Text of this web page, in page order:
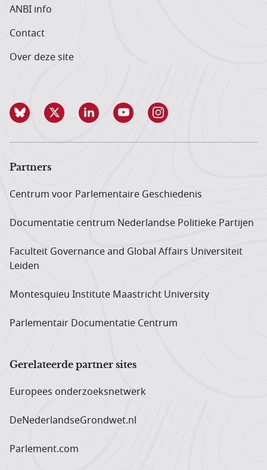
ANBI info
Contact
Over deze site
Partners
Centrum voor Parlementaire Geschiedenis
Documentatie centrum Neder­landse Politieke Partijen
Faculteit Governance and Global Affairs Universiteit
Leiden
Montesquieu Institute Maastricht University
Parlementair Documentatie Centrum
Gerelateerde partner sites
Europees onderzoeks­netwerk
DeNederlandseGrondwet.nl
Parlement.com